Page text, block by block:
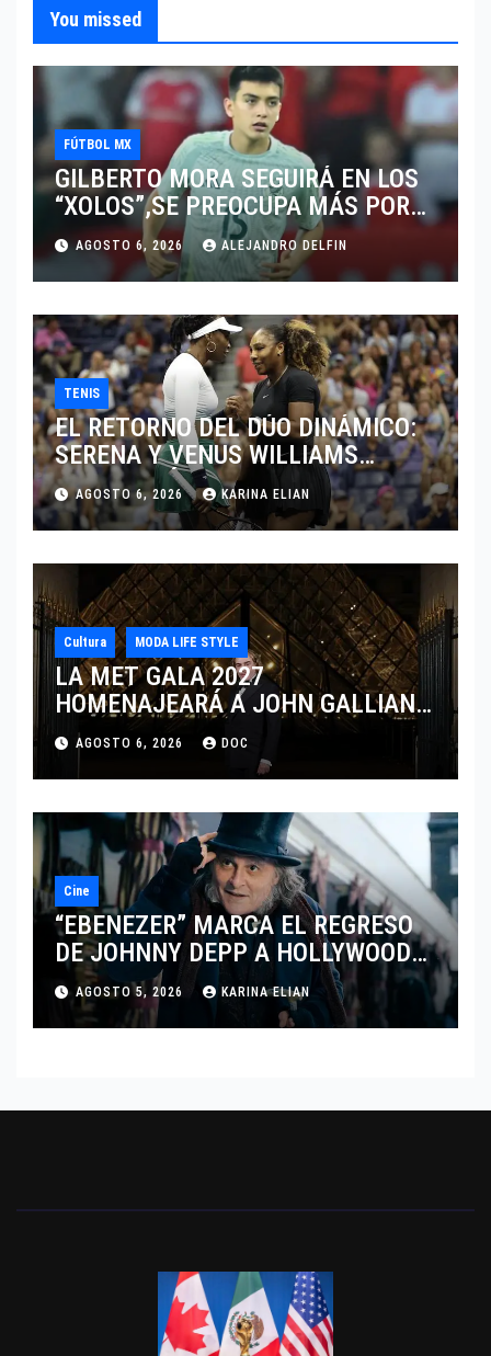
You missed
FÚTBOL MX
GILBERTO MORA SEGUIRÁ EN LOS
“XOLOS”,SE PREOCUPA MÁS POR
JUGAR EN SU EQUIPO.
AGOSTO 6, 2026 ALEJANDRO DELFIN
TENIS
EL RETORNO DEL DÚO DINÁMICO:
SERENA Y VENUS WILLIAMS
DISPUTARÁN LOS DOBLES EN
CINCINNATI 2026
AGOSTO 6, 2026 KARINA ELIAN
Cultura MODA LIFE STYLE
LA MET GALA 2027
HOMENAJEARÁ A JOHN GALLIANO
MARCANDO EL REGRESO DEL REY
DEL DRAMATISMO
AGOSTO 6, 2026 DOC
Cine
“EBENEZER” MARCA EL REGRESO
DE JOHNNY DEPP A HOLLYWOOD
TRAS SU PASO POR EL CINE
INDEPENDIENTE EUROPEO
AGOSTO 5, 2026 KARINA ELIAN